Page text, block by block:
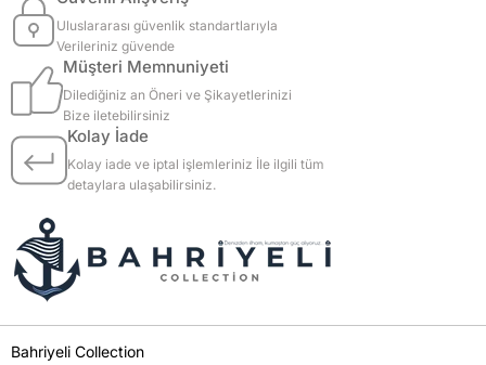
Uluslararası güvenlik standartlarıyla
Verileriniz güvende
Müşteri Memnuniyeti
Dilediğiniz an Öneri ve Şikayetlerinizi
Bize iletebilirsiniz
Kolay İade
Kolay iade ve iptal işlemleriniz İle ilgili tüm
detaylara ulaşabilirsiniz.
Bahriyeli Collection